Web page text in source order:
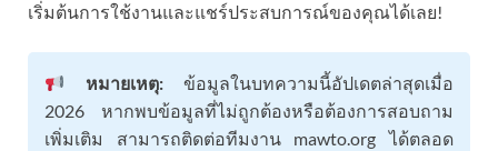
เริ่มต้นการใช้งานและแชร์ประสบการณ์ของคุณได้เลย!
หมายเหตุ:ข้อมูลในบทความนี้อัปเดตล่าสุดเมื่อ
2026 หากพบข้อมูลที่ไม่ถูกต้องหรือต้องการสอบถาม
เพิ่มเติม สามารถติดต่อทีมงาน mawto.org ได้ตลอด